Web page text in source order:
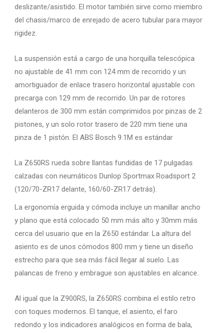
deslizante/asistido. El motor también sirve como miembro
del chasis/marco de enrejado de acero tubular para mayor
rigidez.
La suspensión está a cargo de una horquilla telescópica
no ajustable de 41 mm con 124 mm de recorrido y un
amortiguador de enlace trasero horizontal ajustable con
precarga con 129 mm de recorrido. Un par de rotores
delanteros de 300 mm están comprimidos por pinzas de 2
pistones, y un solo rotor trasero de 220 mm tiene una
pinza de 1 pistón. El ABS Bosch 9.1M es estándar
La Z650RS rueda sobre llantas fundidas de 17 pulgadas
calzadas con neumáticos Dunlop Sportmax Roadsport 2
(120/70-ZR17 delante, 160/60-ZR17 detrás).
La ergonomía erguida y cómoda incluye un manillar ancho
y plano que está colocado 50 mm más alto y 30mm más
cerca del usuario que en la Z650 estándar. La altura del
asiento es de unos cómodos 800 mm y tiene un diseño
estrecho para que sea más fácil llegar al suelo. Las
palancas de freno y embrague son ajustables en alcance.
Al igual que la Z900RS, la Z650RS combina el estilo retro
con toques modernos. El tanque, el asiento, el faro
redondo y los indicadores analógicos en forma de bala,